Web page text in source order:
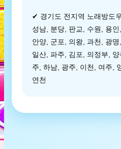
✔ 경기도 전지역 노래방도
성남, 분당, 판교, 수원, 용
안양, 군포, 의왕, 과천, 광
일산, 파주, 김포, 의정부,
주, 하남, 광주, 이천, 여주,
연천